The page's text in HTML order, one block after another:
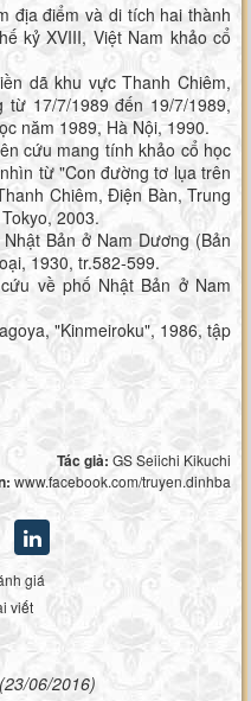
điểm và di tích hai thành
kỷ XVIII, Việt Nam khảo cổ
dã khu vực Thanh Chiêm,
17/7/1989 đến 19/7/1989,
năm 1989, Hà Nội, 1990.
cứu mang tính khảo cổ học
từ "Con đường tơ lụa trên
Chiêm, Điện Bàn, Trung
2003.
Bản ở Nam Dương (Bản
1930, tr.582-599.
phố Nhật Bản ở Nam
"Kinmeiroku", 1986, tập
Tác giả: GS Seiichi Kikuchi
www.facebook.com/truyen.dinhba
giá
viết
(23/06/2016)